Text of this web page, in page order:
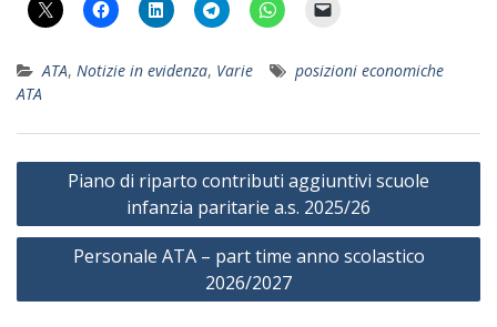
ATA, Notizie in evidenza, Varie
posizioni economiche
ATA
Navigazione
Piano di riparto contributi aggiuntivi scuole
infanzia paritarie a.s. 2025/26
Personale ATA – part time anno scolastico
2026/2027